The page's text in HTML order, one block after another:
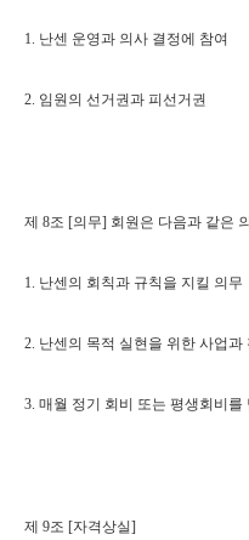
1. 난센 운영과 의사 결정에 참여
2. 임원의 선거권과 피선거권
제 8조 [의무] 회원은 다음과 같은
1. 난센의 회칙과 규칙을 지킬 의무
2. 난센의 목적 실현을 위한 사업과
3. 매월 정기 회비 또는 평생회비를
제 9조 [자격상실]